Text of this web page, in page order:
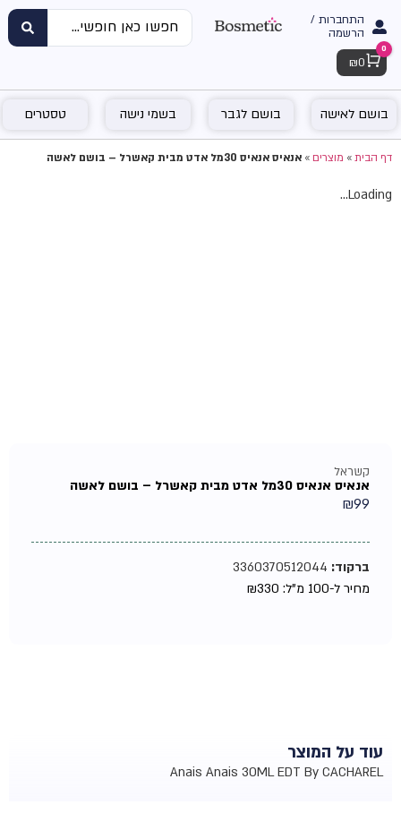
התחברות /
הרשמה
Cart
0
₪ 0
בושם לאישה בושם לגבר בשמי נישה טסטרים
דף הבית»מוצרים»אנאיס אנאיס 30מל אדט מבית קאשרל – בושם לאשה
Loading...
קשראל
אנאיס אנאיס 30מל אדט מבית קאשרל – בושם לאשה
₪99
ברקוד:3360370512044
מחיר ל-100 מ"ל:
₪330
עוד על המוצר
Anais Anais 30ML EDT By CACHAREL